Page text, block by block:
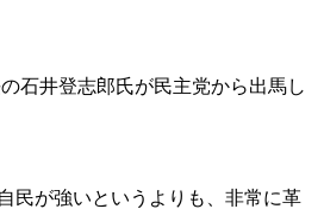
石井登志郎氏が民主党から出馬し
民が強いというよりも、非常に革